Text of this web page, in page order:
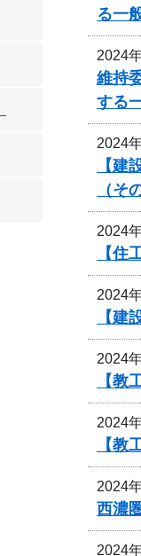
る一
2024
維持
する
2024
【
（そ
2024
【住
2024
【
2024
【教
2024
【教
2024
西濃
2024